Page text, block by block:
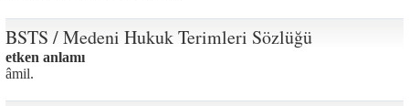
BSTS / Medeni Hukuk Terimleri Sözlüğü
etken anlamı
âmil.